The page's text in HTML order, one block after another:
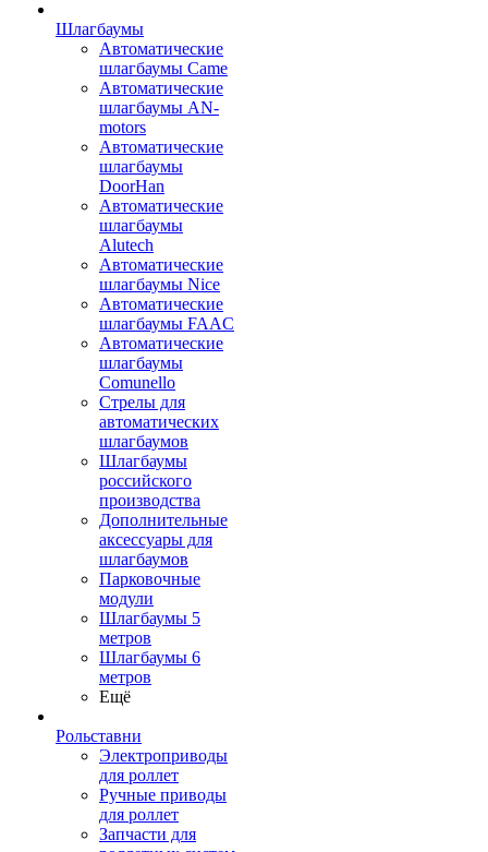
Шлагбаумы
Автоматические
шлагбаумы Came
Автоматические
шлагбаумы AN-
motors
Автоматические
шлагбаумы
DoorHan
Автоматические
шлагбаумы
Alutech
Автоматические
шлагбаумы Nice
Автоматические
шлагбаумы FAAC
Автоматические
шлагбаумы
Comunello
Стрелы для
автоматических
шлагбаумов
Шлагбаумы
российского
производства
Дополнительные
аксессуары для
шлагбаумов
Парковочные
модули
Шлагбаумы 5
метров
Шлагбаумы 6
метров
Ещё
Рольставни
Электроприводы
для роллет
Ручные приводы
для роллет
Запчасти для